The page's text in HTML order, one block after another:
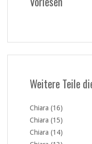
Weitere Teile
Chiara (16)
Chiara (15)
Chiara (14)